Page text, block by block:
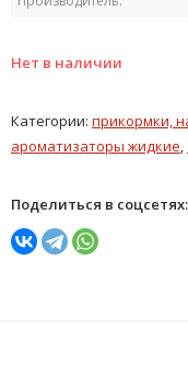
Нет в наличии
Категории: прикормки,
ароматизаторы жидкие
Поделиться в соцсетях: